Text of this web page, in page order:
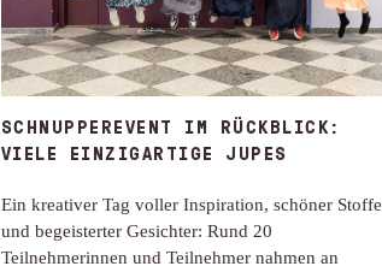
SCHNUPPEREVENT IM RÜCKBLICK:
VIELE EINZIGARTIGE JUPES
Ein kreativer Tag voller Inspiration, schöner Stoffe
und begeisterter Gesichter: Rund 20
Teilnehmerinnen und Teilnehmer nahmen an